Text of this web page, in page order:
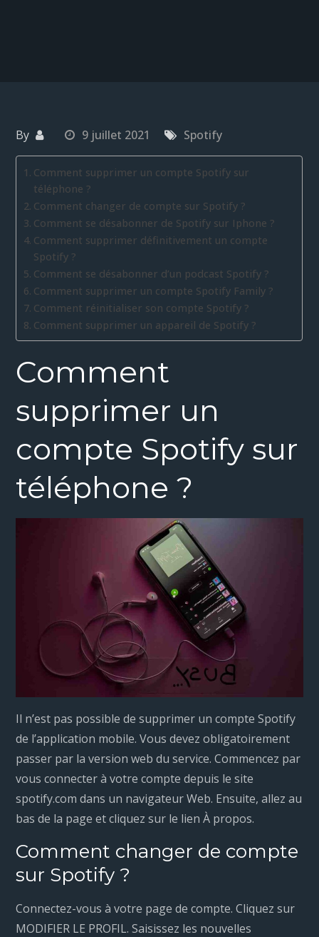
By 9 juillet 2021 Spotify
Comment supprimer un compte Spotify sur
téléphone ?
Comment changer de compte sur Spotify ?
Comment se désabonner de Spotify sur Iphone ?
Comment supprimer définitivement un compte
Spotify ?
Comment se désabonner d’un podcast Spotify ?
Comment supprimer un compte Spotify Family ?
Comment réinitialiser son compte Spotify ?
Comment supprimer un appareil de Spotify ?
Comment
supprimer un
compte Spotify sur
téléphone ?
Il n’est pas possible de supprimer un compte Spotify
de l’application mobile. Vous devez obligatoirement
passer par la version web du service. Commencez par
vous connecter à votre compte depuis le site
spotify.com dans un navigateur Web. Ensuite, allez au
bas de la page et cliquez sur le lien À propos.
Comment changer de compte
sur Spotify ?
Connectez-vous à votre page de compte. Cliquez sur
MODIFIER LE PROFIL. Saisissez les nouvelles